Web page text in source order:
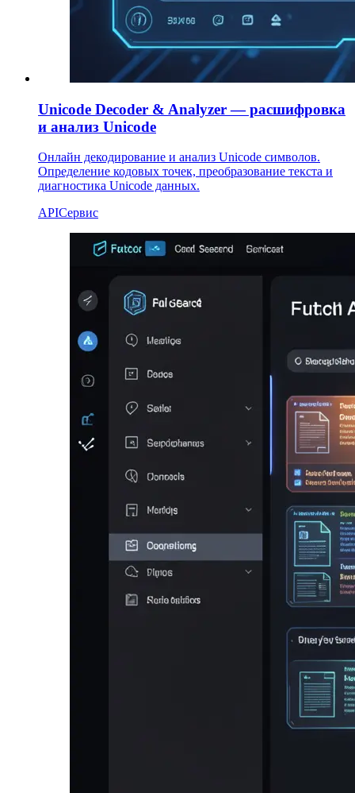
Unicode Decoder & Analyzer — расшифровка
и анализ Unicode
Онлайн декодирование и анализ Unicode символов.
Определение кодовых точек, преобразование текста и
диагностика Unicode данных.
APIСервис